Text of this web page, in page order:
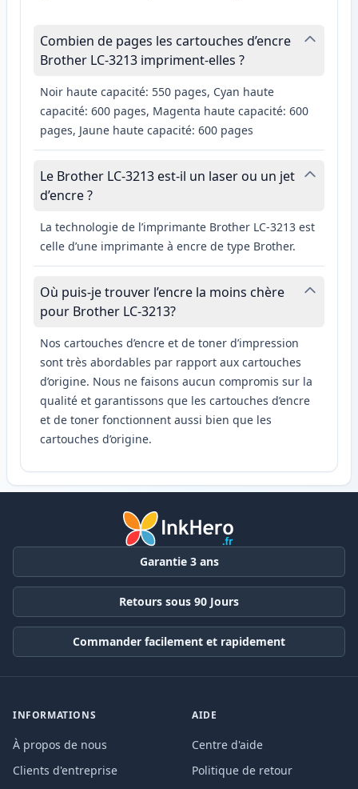
Combien de pages les cartouches d’encre
Brother LC-3213 impriment-elles ?
Noir haute capacité: 550 pages, Cyan haute
capacité: 600 pages, Magenta haute capacité: 600
pages, Jaune haute capacité: 600 pages
Le Brother LC-3213 est-il un laser ou un jet
d’encre ?
La technologie de l’imprimante Brother LC-3213 est
celle d’une imprimante à encre de type Brother.
Où puis-je trouver l’encre la moins chère
pour Brother LC-3213?
Nos cartouches d’encre et de toner d’impression
sont très abordables par rapport aux cartouches
d’origine. Nous ne faisons aucun compromis sur la
qualité et garantissons que les cartouches d’encre
et de toner fonctionnent aussi bien que les
cartouches d’origine.
Garantie 3 ans
Retours sous 90 Jours
Commander facilement et rapidement
INFORMATIONS
À propos de nous
Clients d'entreprise
AIDE
Centre d'aide
Politique de retour